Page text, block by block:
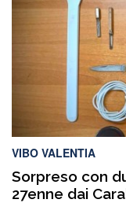
Approdo Calabria
VIBO VALENTIA
Sorpreso con
27enne dai